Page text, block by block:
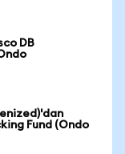
DB
Fund (Ondo